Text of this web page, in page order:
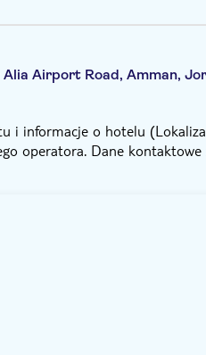
Airport Road, Amman,
i informacje o hotelu
operatora. Dane